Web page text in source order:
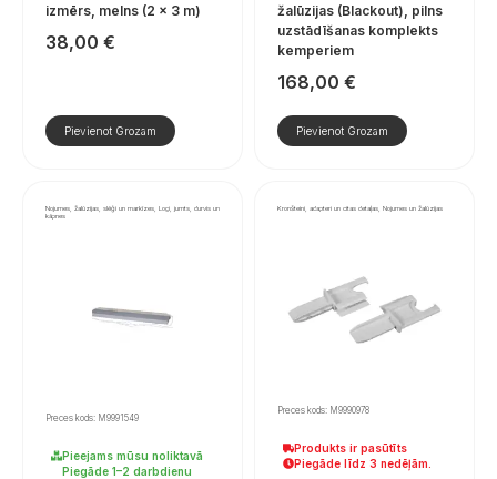
izmērs, melns (2 × 3 m)
38,00 €
Pievienot Grozam
žalūzijas (Blackout), pilns
uzstādīšanas komplekts
kemperiem
168,00 €
Pievienot Grozam
Nojumes, žalūzijas, slēģi un markīzes, Logi, jumts, durvis un
kāpnes
Preces kods: M9991549
Pieejams mūsu noliktavā
Piegāde 1–2 darbdienu
Kronšteini, adapteri un citas detaļas, Nojumes un žalūzijas
Preces kods: M9990978
Produkts ir pasūtīts
Piegāde līdz 3 nedēļām.